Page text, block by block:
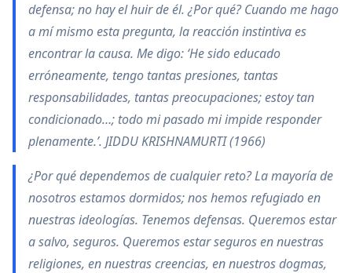
defensa; no hay el huir de él. ¿Por qué? Cuando me hago
a mí mismo esta pregunta, la reacción instintiva es
encontrar la causa. Me digo: ‘He sido educado
erróneamente, tengo tantas presiones, tantas
responsabilidades, tantas preocupaciones; estoy tan
condicionado…; todo mi pasado mi impide responder
plenamente.’. JIDDU KRISHNAMURTI (1966)
¿Por qué dependemos de cualquier reto? La mayoría de
nosotros estamos dormidos; nos hemos refugiado en
nuestras ideologías. Tenemos defensas. Queremos estar
a salvo, seguros. Queremos estar seguros en nuestras
religiones, en nuestras creencias, en nuestros dogmas,